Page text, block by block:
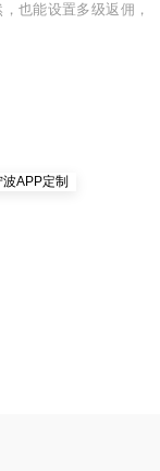
也能设置多级返佣，